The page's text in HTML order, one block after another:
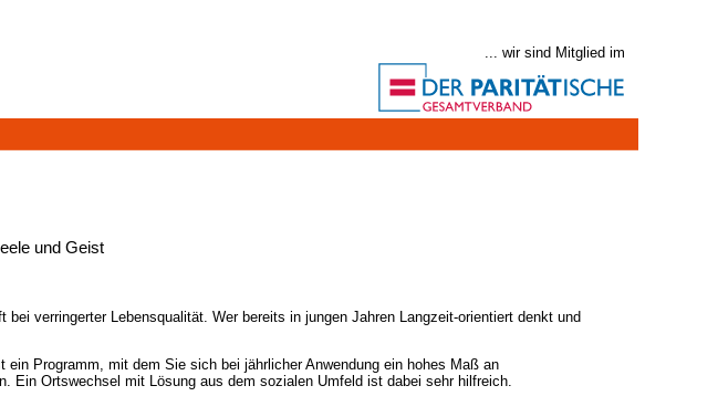
... wir sind Mitglied im
und Geist
bei verringerter Lebensqualität. Wer bereits in jungen Jahren Langzeit-orientiert denkt und
Programm, mit dem Sie sich bei jährlicher Anwendung ein hohes Maß an
Ein Ortswechsel mit Lösung aus dem sozialen Umfeld ist dabei sehr hilfreich.